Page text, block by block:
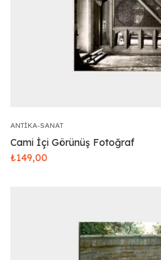
ANTIKA-SANAT
Cami İçi Görünüş Fotoğraf
₺149,00